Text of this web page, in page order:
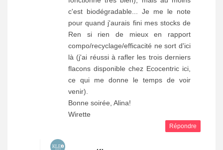
c'est biodégradable... Je me le note
pour quand j'aurais fini mes stocks de
Ren si rien de mieux en rapport
compo/recyclage/efficacité ne sort d'ici
là (j'ai réussi à rafler les trois derniers
flacons disponible chez Ecocentric ici,
ce qui me donne le temps de voir
venir).
Bonne soirée, Alina!
Wirette
Répondre